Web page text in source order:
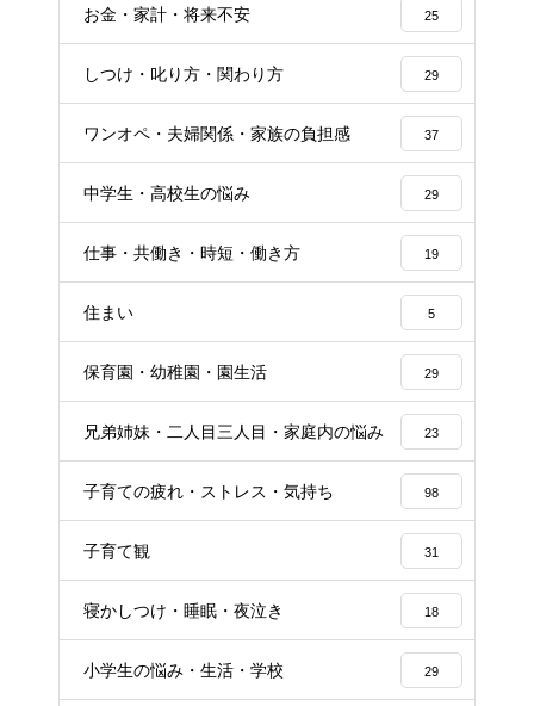
お金・家計・将来不安 25
しつけ・叱り方・関わり方 29
ワンオペ・夫婦関係・家族の負担感 37
中学生・高校生の悩み 29
仕事・共働き・時短・働き方 19
住まい 5
保育園・幼稚園・園生活 29
兄弟姉妹・二人目三人目・家庭内の悩み 23
子育ての疲れ・ストレス・気持ち 98
子育て観 31
寝かしつけ・睡眠・夜泣き 18
小学生の悩み・生活・学校 29